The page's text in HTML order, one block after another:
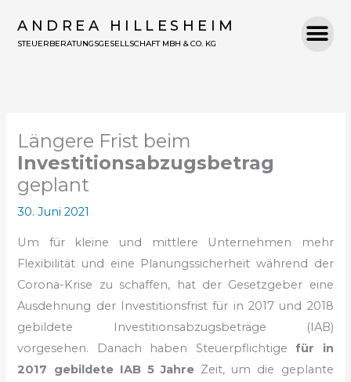
InhaltANDREA HILLESHEIM
STEUERBERATUNGSGESELLSCHAFT MBH & CO. KG
Längere Frist beim
Investitionsabzugsbetrag
geplant
30. Juni 2021
Um für kleine und mittlere Unternehmen mehr
Flexibilität und eine Planungssicherheit während der
Corona-Krise zu schaffen, hat der Gesetzgeber eine
Ausdehnung der Investitionsfrist für in 2017 und 2018
gebildete Inves­titionsabzugsbeträge (IAB)
vorgesehen. Danach haben Steuerpflichtigefür in
2017 gebildete IAB 5 Jahre Zeit, um die geplante